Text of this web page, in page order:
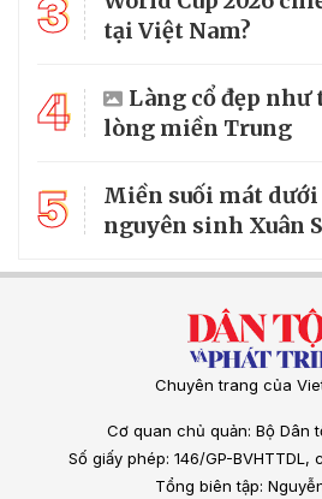
3
tại Việt Nam?
4
Làng cổ đẹp
lòng miền Trung
5
Miền suối mát
nguyên sinh Xuân
Chuyên trang của
Cơ quan chủ quản: Bộ Dân
Số giấy phép: 146/GP-BVHTTDL,
Tổng biên tập: